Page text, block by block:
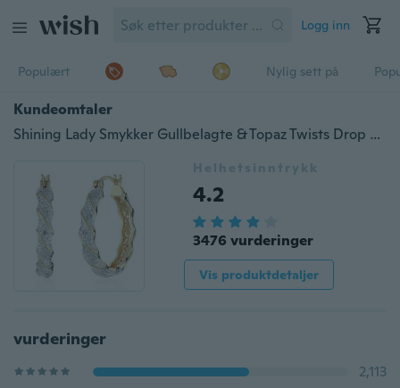
Logg inn
Populært Nylig sett på
Kundeomtaler
Shining Lady Smykker Gullbelagte & Topaz Twists Drop Stud øredobber
Helhetsinntrykk
4.2
3476 vurderinger
Vis produktdetaljer
vurderinger
2,113